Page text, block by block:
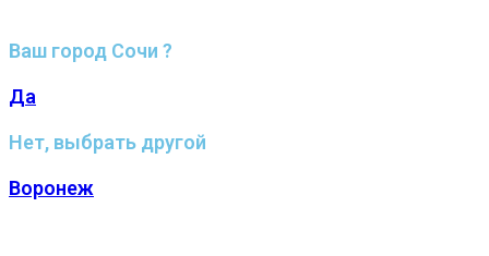
Ваш город Сочи ?
Да
Нет, выбрать другой
Воронеж